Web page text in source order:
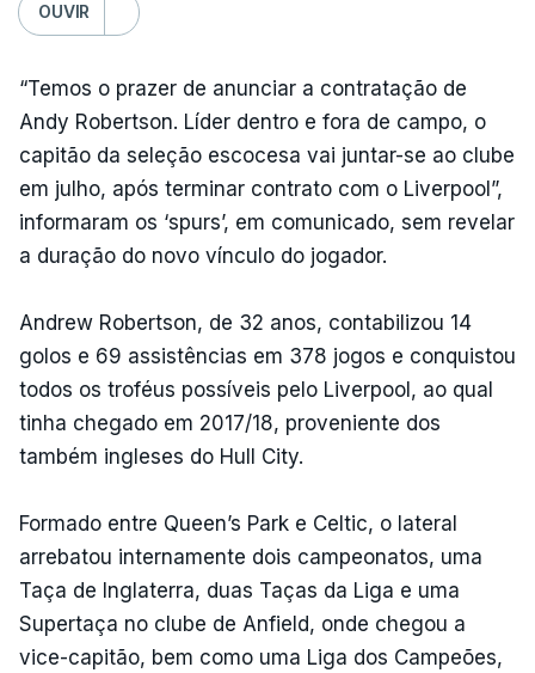
OUVIR
“Temos o prazer de anunciar a contratação de
Andy Robertson. Líder dentro e fora de campo, o
capitão da seleção escocesa vai juntar-se ao clube
em julho, após terminar contrato com o Liverpool”,
informaram os ‘spurs’, em comunicado, sem revelar
a duração do novo vínculo do jogador.
Andrew Robertson, de 32 anos, contabilizou 14
golos e 69 assistências em 378 jogos e conquistou
todos os troféus possíveis pelo Liverpool, ao qual
tinha chegado em 2017/18, proveniente dos
também ingleses do Hull City.
Formado entre Queen’s Park e Celtic, o lateral
arrebatou internamente dois campeonatos, uma
Taça de Inglaterra, duas Taças da Liga e uma
Supertaça no clube de Anfield, onde chegou a
vice-capitão, bem como uma Liga dos Campeões,